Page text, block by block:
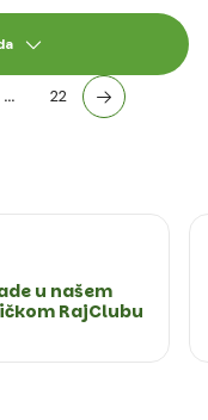
… 22
u našem
RajClubu